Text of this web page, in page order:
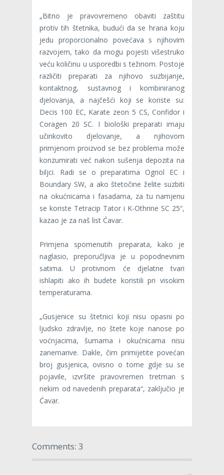
„Bitno je pravovremeno obaviti zaštitu
protiv tih štetnika, budući da se hrana koju
jedu proporcionalno povećava s njihovim
razvojem, tako da mogu pojesti višestruko
veću količinu u usporedbi s težinom. Postoje
različiti preparati za njihovo suzbijanje,
kontaktnog, sustavnog i kombiniranog
djelovanja, a najčešći koji se koriste su:
Decis 100 EC, Karate zeon 5 CS, Confidor i
Coragen 20 SC. I biološki preparati imaju
učinkovito djelovanje, a njihovom
primjenom proizvod se bez problema može
konzumirati već nakon sušenja depozita na
biljci. Radi se o preparatima Ogriol EC i
Boundary SW, a ako štetočine želite suzbiti
na okućnicama i fasadama, za tu namjenu
se koriste Tetracip Tator i K-Othrine SC 25“,
kazao je za naš list Ćavar.
Primjena spomenutih preparata, kako je
naglasio, preporučljiva je u popodnevnim
satima. U protivnom će djelatne tvari
ishlapiti ako ih budete koristili pri visokim
temperaturama.
„Gusjenice su štetnici koji nisu opasni po
ljudsko zdravlje, no štete koje nanose po
voćnjacima, šumama i okućnicama nisu
zanemarive. Dakle, čim primijetite povećan
broj gusjenica, ovisno o tome gdje su se
pojavile, izvršite pravovremen tretman s
nekim od navedenih preparata“, zaključio je
Ćavar.
Comments: 3